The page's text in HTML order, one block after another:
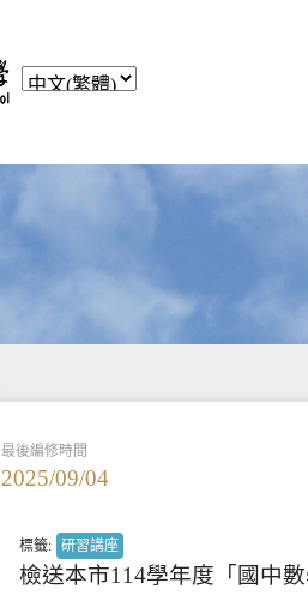
最後編修時間
2025/09/04
標籤: 研習講座
檢送本市114學年度「國中